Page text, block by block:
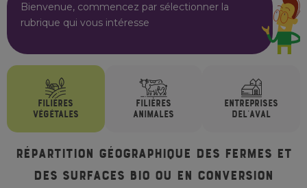
Bienvenue, commencez par sélectionner la
rubrique qui vous intéresse
FILIÈRES
VÉGÉTALES
FILIÈRES
ANIMALES
ENTREPRISES
DEL'AVAL
Répartition géographique des fermes et
des surfaces bio ou en conversion